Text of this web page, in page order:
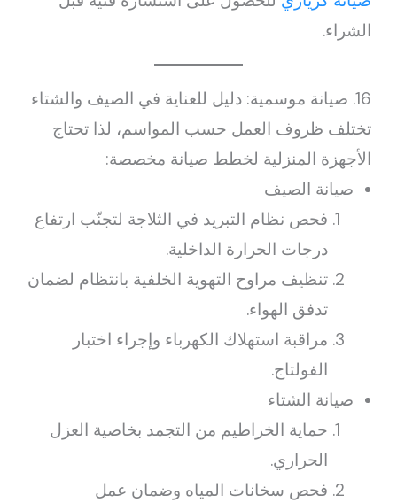
الشراء.
16. صيانة موسمية: دليل للعناية في الصيف والشتاء
تختلف ظروف العمل حسب المواسم، لذا تحتاج
الأجهزة المنزلية لخطط صيانة مخصصة:
صيانة الصيف
فحص نظام التبريد في الثلاجة لتجنّب ارتفاع
درجات الحرارة الداخلية.
تنظيف مراوح التهوية الخلفية بانتظام لضمان
تدفق الهواء.
مراقبة استهلاك الكهرباء وإجراء اختبار
الفولتاج.
صيانة الشتاء
حماية الخراطيم من التجمد بخاصية العزل
الحراري.
فحص سخانات المياه وضمان عمل